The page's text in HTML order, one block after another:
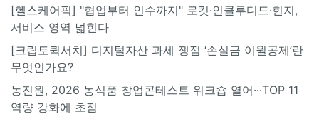
[헬스케어픽] "협업부터 인수까지" 로킷·인클루디드·힌지,
서비스 영역 넓힌다
[크립토퀵서치] 디지털자산 과세 쟁점 ‘손실금 이월공제’란
무엇인가요?
농진원, 2026 농식품 창업콘테스트 워크숍 열어···TOP 11
역량 강화에 초점